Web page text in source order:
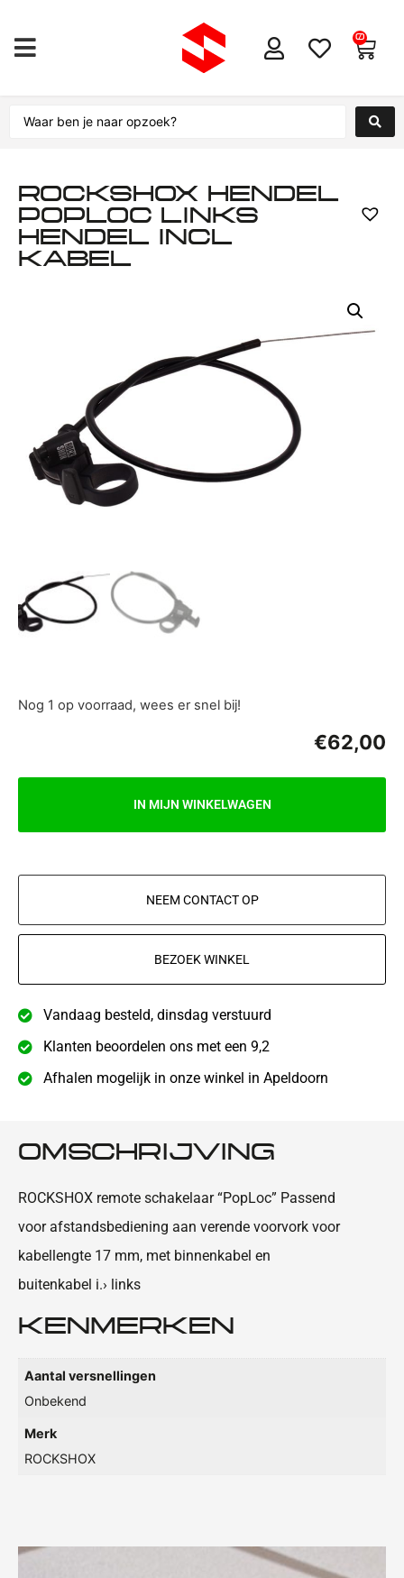
0
ROCKSHOX HENDEL
POPLOC LINKS
HENDEL INCL
KABEL
Nog 1 op voorraad, wees er snel bij!
€62,00
IN MIJN WINKELWAGEN
NEEM CONTACT OP
BEZOEK WINKEL
Vandaag besteld, dinsdag verstuurd
Klanten beoordelen ons met een 9,2
Afhalen mogelijk in onze winkel in Apeldoorn
OMSCHRIJVING
ROCKSHOX remote schakelaar “PopLoc” Passend
voor afstandsbediening aan verende voorvork voor
kabellengte 17 mm, met binnenkabel en
buitenkabel i.› links
KENMERKEN
Aantal versnellingen
Onbekend
Merk
ROCKSHOX